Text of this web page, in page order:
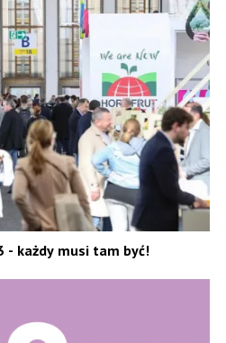
- każdy musi tam być!